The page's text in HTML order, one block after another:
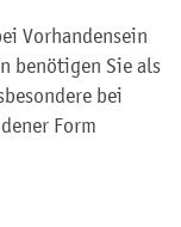
Vorhandensein
benötigen Sie als
bei
Form